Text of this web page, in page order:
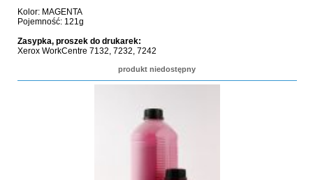
Kolor: MAGENTA
Pojemność: 121g
Zasypka, proszek do drukarek:
Xerox WorkCentre 7132, 7232, 7242
produkt niedostępny